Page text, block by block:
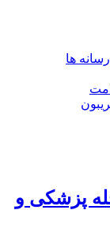
ها
پزشکی و